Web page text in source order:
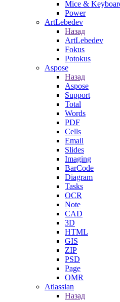
Mice &
Power
ArtLebedev
Назад
ArtLebedev
Fokus
Potokus
Aspose
Назад
Aspose
Support
Total
Words
PDF
Cells
Email
Slides
Imaging
BarCode
Diagram
Tasks
OCR
Note
CAD
3D
HTML
GIS
ZIP
PSD
Page
OMR
Atlassian
Назад